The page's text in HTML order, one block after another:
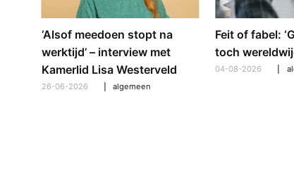
Feit of fabel:
toch
04-08-2026
‘Alsof meedoen stopt na
werktijd’ – interview met
Kamerlid Lisa Westerveld
26-06-2026 algemeen